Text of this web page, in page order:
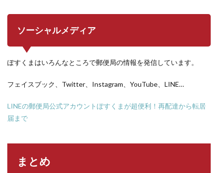
ソーシャルメディア
ぽすくまはいろんなところで郵便局の情報を発信しています。
フェイスブック、Twitter、Instagram、YouTube、LINE…
LINEの郵便局公式アカウントぽすくまが超便利！再配達から転居
届まで
まとめ